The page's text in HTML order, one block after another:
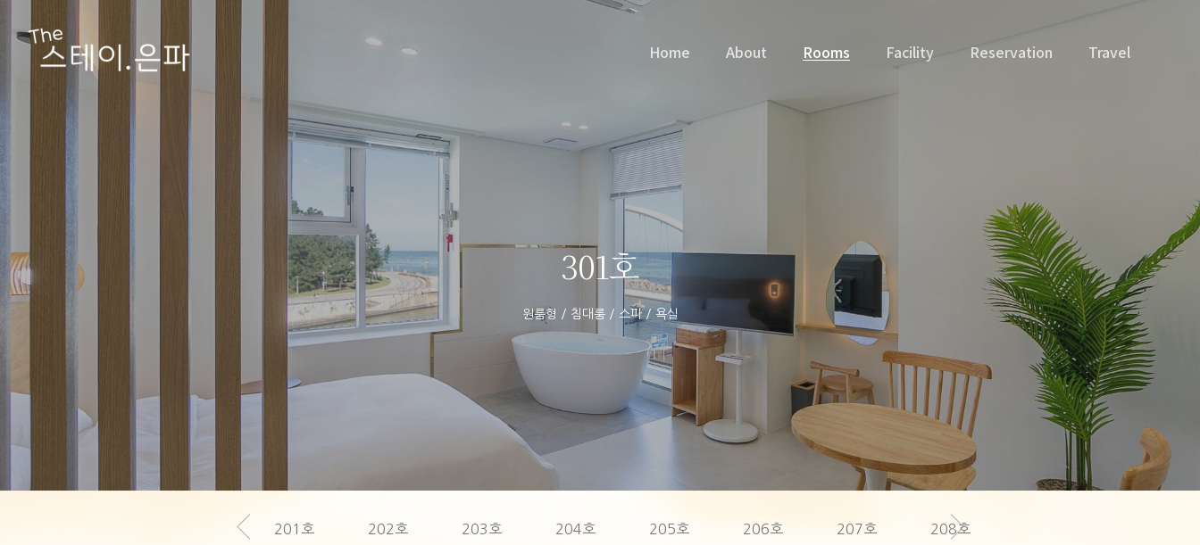
Hit enter to search or ESC to close
Home About Rooms Facility Reservation Travel
301호
원룸형 / 침대룸 / 스파 / 욕실
201호 202호 203호 204호 205호 206호 207호 208호